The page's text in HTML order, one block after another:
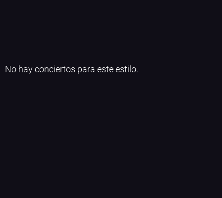
No hay conciertos para este estilo.